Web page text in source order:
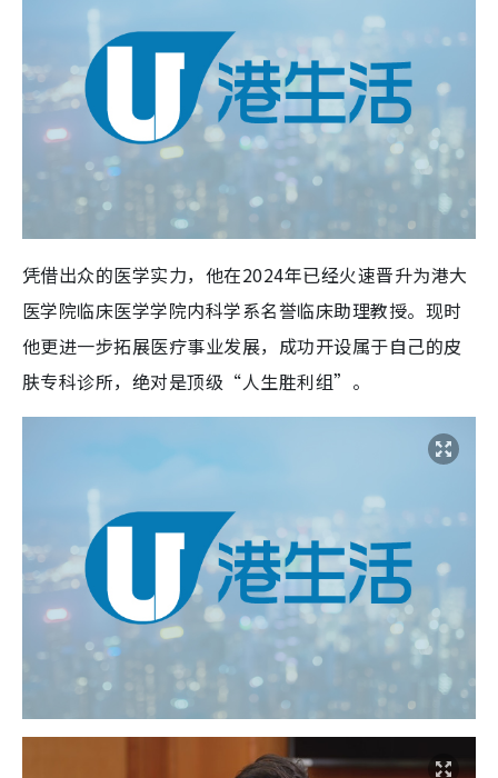
凭借出众的医学实力，他在2024年已经火速晋升为港大
医学院临床医学学院内科学系名誉临床助理教授。现时
他更进一步拓展医疗事业发展，成功开设属于自己的皮
肤专科诊所，绝对是顶级“人生胜利组”。